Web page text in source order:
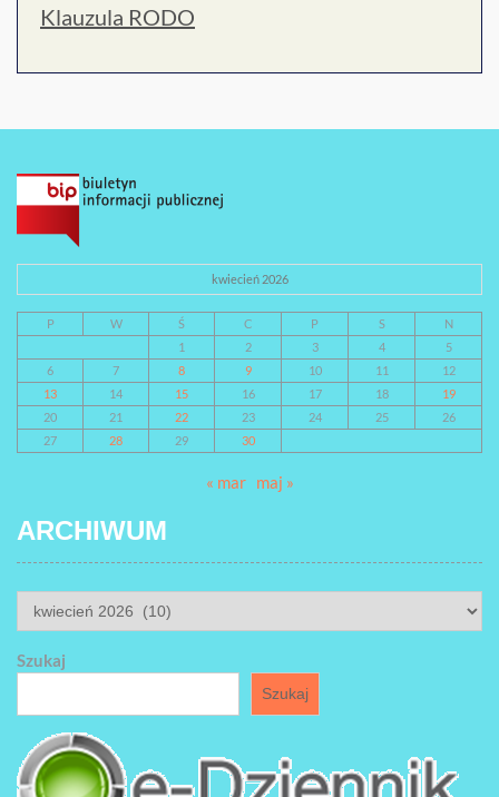
Klauzula RODO
kwiecień 2026
P W Ś C P S
N
1
2 3 4
5
6
7 8 9 10 11
12
13
14 15 16 17 18
19
20
21 22 23 24 25
26
27
28 29 30
« mar maj »
ARCHIWUM
ARCHIWUM
Szukaj
Szukaj